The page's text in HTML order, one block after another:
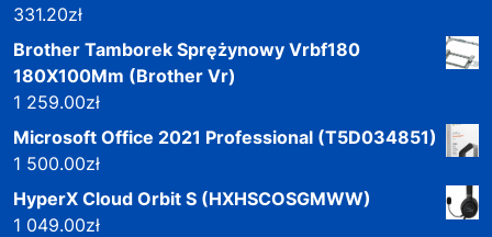
331.20zł
Brother Tamborek Sprężynowy Vrbf180
180X100Mm (Brother Vr)
1 259.00zł
Microsoft Office 2021 Professional (T5D034851)
1 500.00zł
HyperX Cloud Orbit S (HXHSCOSGMWW)
1 049.00zł